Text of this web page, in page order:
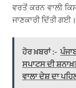
ਵਰਤੋਂ ਕਰਨ ਵਾਲੀ
ਜਾਣਕਾਰੀ ਦਿੱਤੀ ਗਈ।
ਹੋਰ ਖ਼ਬਰਾਂ :-
ਸਪਾਟਸ ਦੀ
ਵਾਲਾ ਦੇਸ਼ ਦਾ